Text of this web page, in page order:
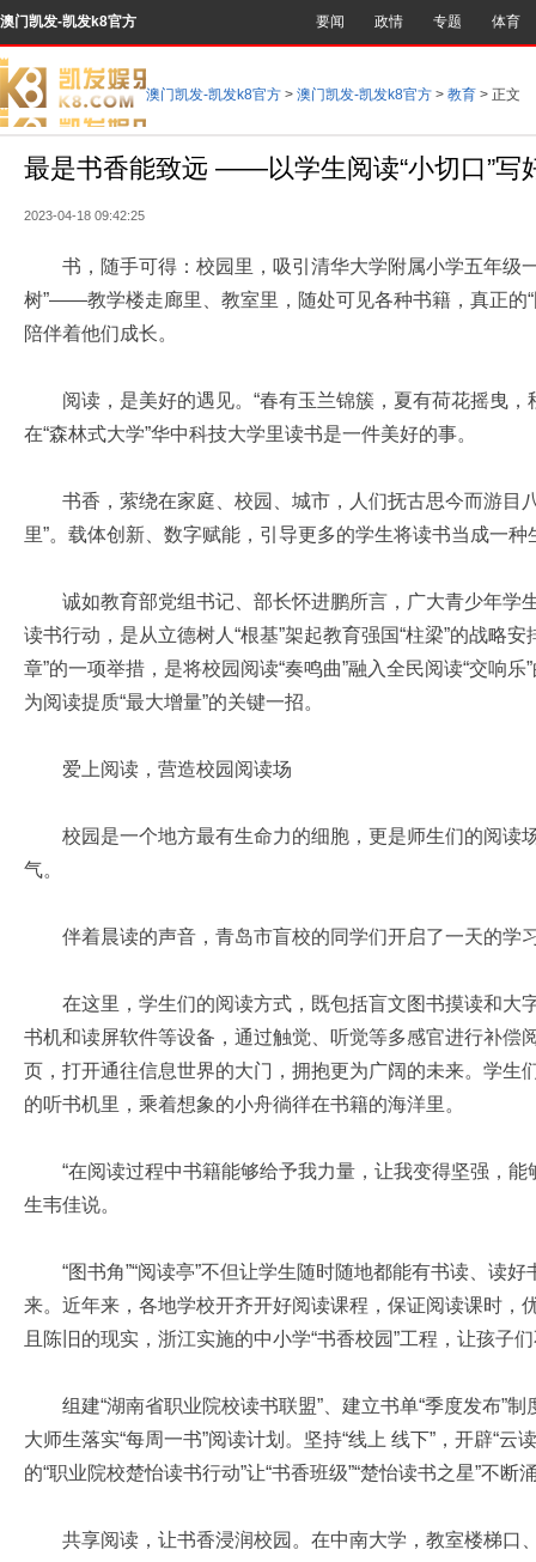
澳门凯发-凯发k8官方 要闻 政情 专题 体育
澳门凯发-凯发k8官方 > 澳门凯发-凯发k8官方 > 教育 > 正文
最是书香能致远 ——以学生阅读“小切口”写
2023-04-18 09:42:25
书，随手可得：校园里，吸引清华大学附属小学五年级
树”——教学楼走廊里、教室里，随处可见各种书籍，真正的
陪伴着他们成长。
阅读，是美好的遇见。“春有玉兰锦簇，夏有荷花摇曳，
在“森林式大学”华中科技大学里读书是一件美好的事。
书香，萦绕在家庭、校园、城市，人们抚古思今而游目
里”。载体创新、数字赋能，引导更多的学生将读书当成一
诚如教育部党组书记、部长怀进鹏所言，广大青少年学
读书行动，是从立德树人“根基”架起教育强国“柱梁”的战略
章”的一项举措，是将校园阅读“奏鸣曲”融入全民阅读“交响
为阅读提质“最大增量”的关键一招。
爱上阅读，营造校园阅读场
校园是一个地方最有生命力的细胞，更是师生们的阅读
气。
伴着晨读的声音，青岛市盲校的同学们开启了一天的学
在这里，学生们的阅读方式，既包括盲文图书摸读和大
书机和读屏软件等设备，通过触觉、听觉等多感官进行补偿
页，打开通往信息世界的大门，拥抱更为广阔的未来。学生
的听书机里，乘着想象的小舟徜徉在书籍的海洋里。
“在阅读过程中书籍能够给予我力量，让我变得坚强，能
生韦佳说。
“图书角”“阅读亭”不但让学生随时随地都能有书读、读好
来。近年来，各地学校开齐开好阅读课程，保证阅读课时，
且陈旧的现实，浙江实施的中小学“书香校园”工程，让孩子
组建“湖南省职业院校读书联盟”、建立书单“季度发布”制
大师生落实“每周一书”阅读计划。坚持“线上 线下”，开辟“
的“职业院校楚怡读书行动”让“书香班级”“楚怡读书之星”不断
共享阅读，让书香浸润校园。在中南大学，教室楼梯口、